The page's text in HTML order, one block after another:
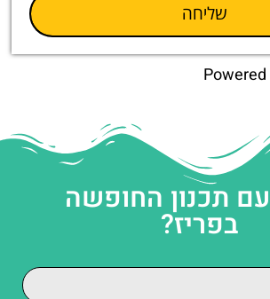
שליחה
תכנון החופשה
בפריז?